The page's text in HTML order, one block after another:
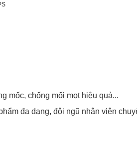
mốc, chống mối mọt hiệu quả...
đa dạng, đội ngũ nhân viên